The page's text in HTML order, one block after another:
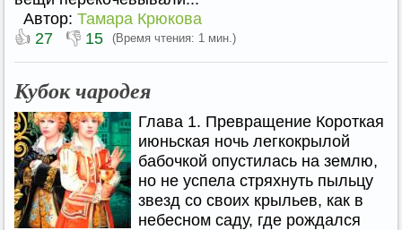
Автор: Тамара Крюкова
👍 27 👎 15 (Время чтения: 1 мин.)
Кубок чародея
Глава 1. Превращение Короткая
июньская ночь легкокрылой
бабочкой опустилась на землю,
но не успела стряхнуть пыльцу
звезд со своих крыльев, как в
небесном саду, где рождался